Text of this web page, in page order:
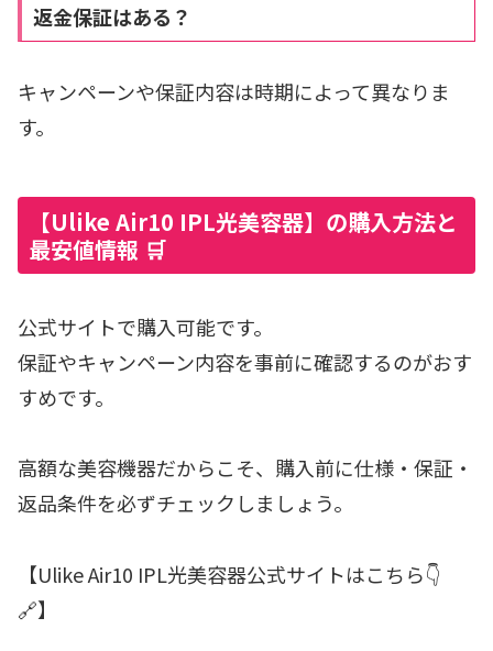
返金保証はある？
キャンペーンや保証内容は時期によって異なりま
す。
【Ulike Air10 IPL光美容器】の購入方法と
最安値情報 🛒
公式サイトで購入可能です。
保証やキャンペーン内容を事前に確認するのがおす
すめです。
高額な美容機器だからこそ、購入前に仕様・保証・
返品条件を必ずチェックしましょう。
【Ulike Air10 IPL光美容器公式サイトはこちら👇
🔗】